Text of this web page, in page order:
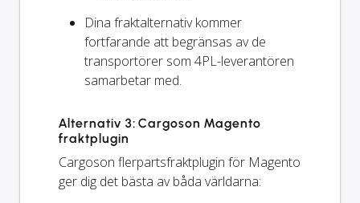
Dina fraktalternativ kommer
fortfarande att begränsas av de
transportörer som 4PL-leverantören
samarbetar med.
Alternativ 3: Cargoson Magento
fraktplugin
Cargoson flerpartsfraktplugin för Magento
ger dig det bästa av båda världarna: